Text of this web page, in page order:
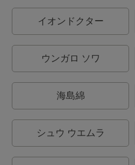
イオンドクター
ウンガロ ソワ
海島綿
シュウ ウエムラ